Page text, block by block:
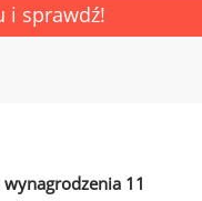
i sprawdź!
11